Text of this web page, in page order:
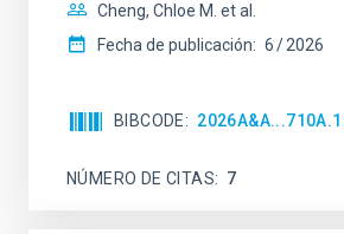
Cheng, Chloe M. et al.
Fecha de publicación: 6 2026
BIBCODE
NÚMERO DE CITAS 7